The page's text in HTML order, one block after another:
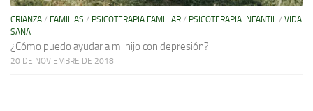
CRIANZA / FAMILIAS / PSICOTERAPIA FAMILIAR / PSICOTERAPIA INFANTIL / VIDA
SANA
¿Cómo puedo ayudar a mi hijo con depresión?
20 DE NOVIEMBRE DE 2018